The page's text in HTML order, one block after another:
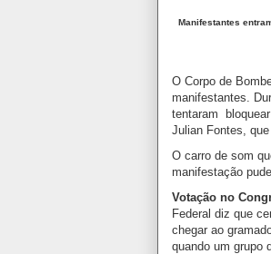
Manifestantes
O Corpo de
manifestantes.
tentaram
Julian Fontes,
O carro de som
manifestação
Votação no
Federal diz que
chegar ao
quando um grupo